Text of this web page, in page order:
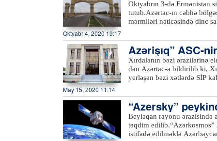
Təhlükəsizlik Şurasının
aparıldığı bölgəyə
əhalisinin sıx yaşadığı
utulub
Oktyabrın 3-də Ermənistan
tutub.Azərtac-ın cəbhə
mərmiləri nəticəsində dinc
bacısı 1998-ci il təvəllüdlü
mərmilərinin düşməsi
şəhərin müxtəlif yerlərinə
sakinləri Balakişiyev Etibar
müxtəlif dərəcəli bədən
evlərinə külli miqdarda
qüvvələrinin Azərbaycanın
şəxslərin sayı 22-yə, xəsarət
ordusunun intensiv ağır
dəyib.xeber100.com
Oktyabr 4, 2020 19:17
Azərişıq” ASC-
Xırdalanın bəzi ərazilərinə
dən Azərtac-a bildirilib ki,
yerləşən bəzi xətlərdə SİP
Adıgözəlov, “28 May” və
olacaq.xeber100.com
May 15, 2020 11:14
“Azersky”
Beyləqan rayonu ərazisində
təqdim
istifadə edilməklə